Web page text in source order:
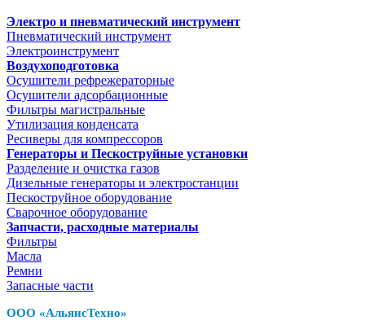
Электро и пневматический инструмент
Пневматический инструмент
Электроинструмент
Воздухоподготовка
Осушители рефрежераторные
Осушители адсорбационные
Фильтры магистральные
Утилизация конденсата
Ресиверы для компрессоров
Генераторы и Пескоструйные установки
Разделение и очистка газов
Дизельные генераторы и электростанции
Пескоструйное оборудование
Сварочное оборудование
Запчасти, расходные материалы
Фильтры
Масла
Ремни
Запасные части
ООО «АльянсТехно»